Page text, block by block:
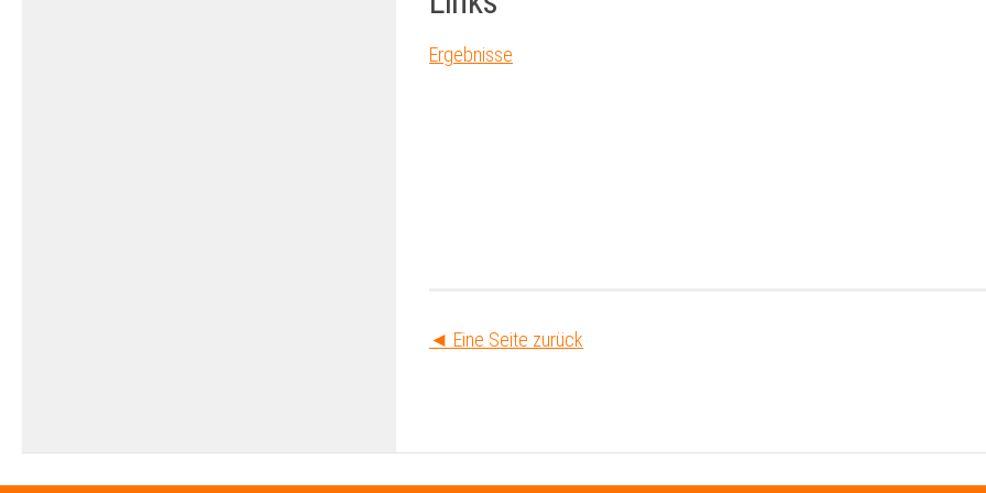
Ergebnisse
◄ Eine Seite zurück